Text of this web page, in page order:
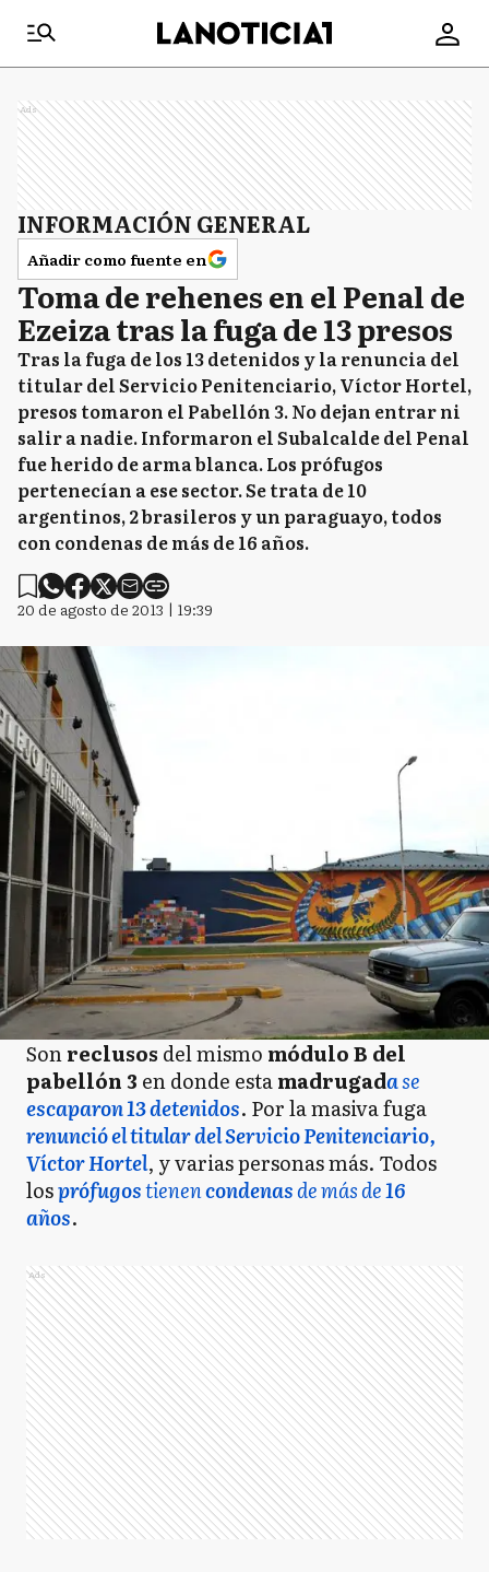
Ads
INFORMACIÓN GENERAL
Añadir como fuente en
Toma de rehenes en el Penal de
Ezeiza tras la fuga de 13 presos
Tras la fuga de los 13 detenidos y la renuncia del
titular del Servicio Penitenciario, Víctor Hortel,
presos tomaron el Pabellón 3. No dejan entrar ni
salir a nadie. Informaron el Subalcalde del Penal
fue herido de arma blanca. Los prófugos
pertenecían a ese sector. Se trata de 10
argentinos, 2 brasileros y un paraguayo, todos
con condenas de más de 16 años.
20 de agosto de 2013 | 19:39
Sonreclusos del mismo módulo B del
pabellón 3 en donde estamadrugadase
escaparon 13 detenidos. Por la masiva fuga
renunció el titular del Servicio Penitenciario,
Víctor Hortel, y varias personas más. Todos
losprófugostienencondenasde más de16
años.
Ads